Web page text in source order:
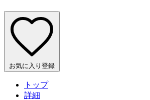
お気に入り登録
トップ
詳細